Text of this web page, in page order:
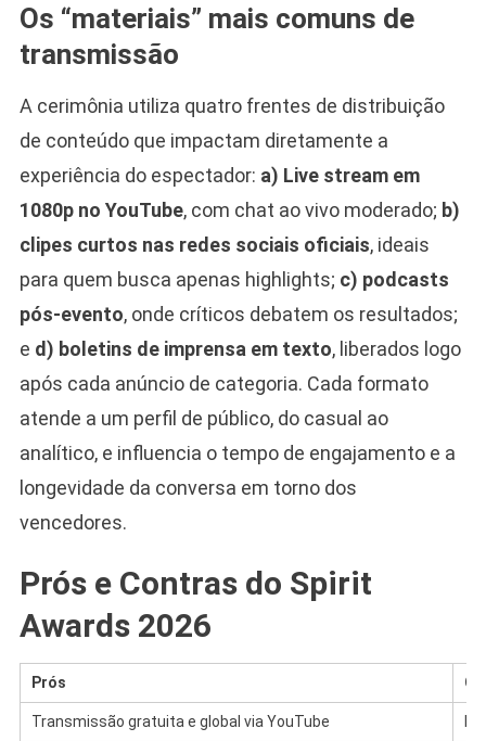
Os “materiais” mais comuns de
transmissão
A cerimônia utiliza quatro frentes de distribuição
de conteúdo que impactam diretamente a
experiência do espectador: a) Live stream em
1080p no YouTube, com chat ao vivo moderado; b)
clipes curtos nas redes sociais oficiais, ideais
para quem busca apenas highlights; c) podcasts
pós-evento, onde críticos debatem os resultados;
e d) boletins de imprensa em texto, liberados logo
após cada anúncio de categoria. Cada formato
atende a um perfil de público, do casual ao
analítico, e influencia o tempo de engajamento e a
longevidade da conversa em torno dos
vencedores.
Prós e Contras do Spirit
Awards 2026
Prós
Transmissão gratuita e global via YouTube